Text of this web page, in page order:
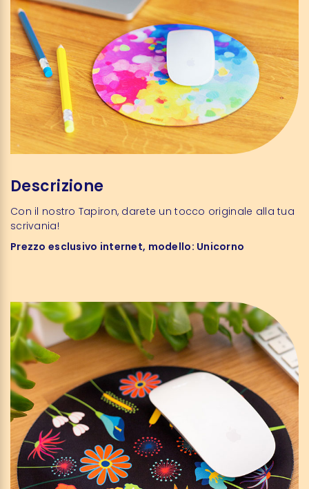
Descrizione
Con il nostro Tapiron, darete un tocco originale alla tua
scrivania!
Prezzo esclusivo internet, modello: Unicorno